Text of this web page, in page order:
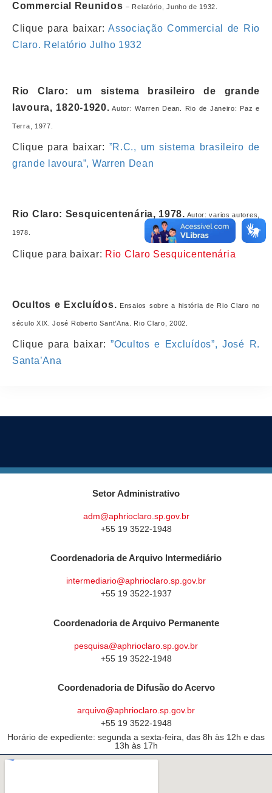
Commercial Reunidos – Relatório, Junho de 1932.
Clique para baixar:Associação Commercial de Rio
Claro. Relatório Julho 1932
Rio Claro: um sistema brasileiro de grande
lavoura, 1820-1920. Autor: Warren Dean. Rio de Janeiro: Paz e
Terra, 1977.
Clique para baixar: ”R.C., um sistema brasileiro de
grande lavoura”, Warren Dean
Rio Claro: Sesquicentenária, 1978. Autor: varios autores,
1978.
Clique para baixar: Rio Claro Sesquicentenária
Ocultos e Excluídos. Ensaios sobre a história de Rio Claro no
século XIX. José Roberto Sant’Ana. Rio Claro, 2002.
Clique para baixar: ”Ocultos e Excluídos”, José R.
Santa’Ana
Setor Administrativo
adm@aphrioclaro.sp.gov.br
+55 19 3522-1948
Coordenadoria de Arquivo Intermediário
intermediario@aphrioclaro.sp.gov.br
+55 19 3522-1937
Coordenadoria de Arquivo Permanente
pesquisa@aphrioclaro.sp.gov.br
+55 19 3522-1948
Coordenadoria de Difusão do Acervo
arquivo@aphrioclaro.sp.gov.br
+55 19 3522-1948
Horário de expediente: segunda a sexta-feira, das 8h às 12h e das
13h às 17h